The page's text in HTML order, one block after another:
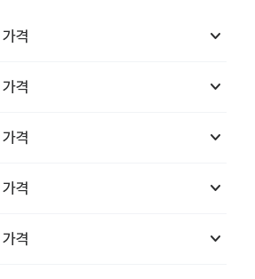
가격 keyboard_arrow_down
가격 keyboard_arrow_down
가격 keyboard_arrow_down
가격 keyboard_arrow_down
가격 keyboard_arrow_down